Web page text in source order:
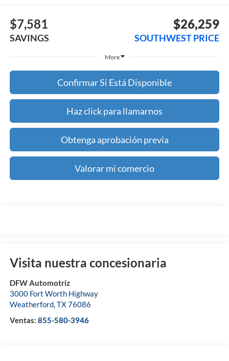
$7,581
SAVINGS
$26,259
SOUTHWEST PRICE
More
Confirmar Si Está Disponible
Haz click para llamarnos
Obtenga aprobación previa
Valorar mi comercio
Visita nuestra concesionaria
DFW Automotriz
3000 Fort Worth Highway
Weatherford,TX76086
Ventas: 855-580-3946